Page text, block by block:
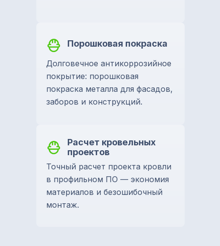
Порошковая покраска
Долговечное антикоррозийное
покрытие: порошковая
покраска металла для фасадов,
заборов и конструкций.
Расчет кровельных
проектов
Точный расчет проекта кровли
в профильном ПО — экономия
материалов и безошибочный
монтаж.